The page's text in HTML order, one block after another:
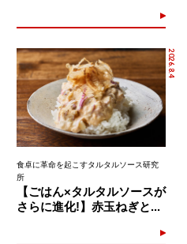
2026.8.4
食卓に革命を起こすタルタルソース研究
所
【ごはん×タルタルソースが
さらに進化!】赤玉ねぎと...